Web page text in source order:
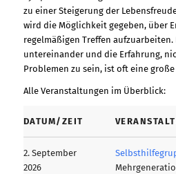
zu einer Steigerung der
wird die Möglichkeit gegeben, über
regelmäßigen Treffen aufzuarbeiten.
untereinander und die Erfahrung,
Problemen zu sein, ist oft eine
Alle Veranstaltungen im Überblick:
DATUM/ZEIT
2. September
2026